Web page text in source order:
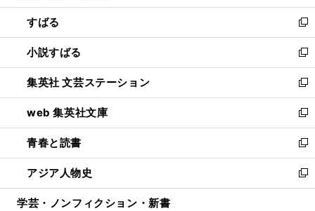
開
く
ウ
で
開
く
ン
ド
ウ
で
開
く
すばる
新
し
い
ウ
ィ
ン
ド
ウ
で
開
く
小説すばる
新
し
い
ウ
ィ
ン
ド
ウ
で
開
集英社 文芸ステーション
新
し
い
ウ
ィ
ン
ド
ウ
web 集英社文庫
新
し
い
ウ
ィ
ン
青春と読書
新
し
い
ウ
アジア人物史
新
し
学芸・ノンフィクション・新書